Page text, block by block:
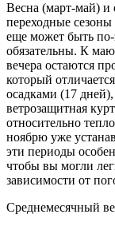
Весна (март-май) и
переходные
еще может быть
обязательны. К
вечера остаются
который
осадками (17
ветрозащитная
относительно
ноябрю уже
эти периоды
чтобы вы могли
зависимости от
Среднемесячный